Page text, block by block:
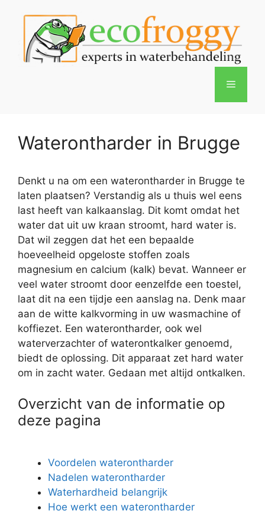
inhoud
Menu
Waterontharder in Brugge
Denkt u na om een waterontharder in Brugge te
laten plaatsen? Verstandig als u thuis wel eens
last heeft van kalkaanslag. Dit komt omdat het
water dat uit uw kraan stroomt, hard water is.
Dat wil zeggen dat het een bepaalde
hoeveelheid opgeloste stoffen zoals
magnesium en calcium (kalk) bevat. Wanneer er
veel water stroomt door eenzelfde een toestel,
laat dit na een tijdje een aanslag na. Denk maar
aan de witte kalkvorming in uw wasmachine of
koffiezet. Een waterontharder, ook wel
waterverzachter of waterontkalker genoemd,
biedt de oplossing. Dit apparaat zet hard water
om in zacht water. Gedaan met altijd ontkalken.
Overzicht van de informatie op
deze pagina
Voordelen waterontharder
Nadelen waterontharder
Waterhardheid belangrijk
Hoe werkt een waterontharder